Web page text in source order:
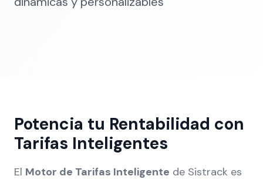
Potencia tu Rentabilidad con
Tarifas Inteligentes
El Motor de Tarifas Inteligente de Sistrack es